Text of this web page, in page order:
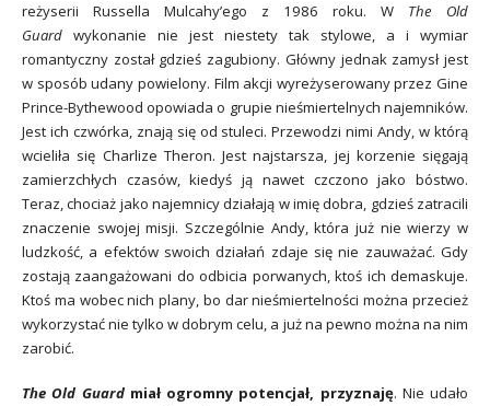
reżyserii Russella Mulcahy’ego z 1986 roku. W The Old
Guard wykonanie nie jest niestety tak stylowe, a i wymiar
romantyczny został gdzieś zagubiony. Główny jednak zamysł jest
w sposób udany powielony. Film akcji wyreżyserowany przez Gine
Prince-Bythewood opowiada o grupie nieśmiertelnych najemników.
Jest ich czwórka, znają się od stuleci. Przewodzi nimi Andy, w którą
wcieliła się Charlize Theron. Jest najstarsza, jej korzenie sięgają
zamierzchłych czasów, kiedyś ją nawet czczono jako bóstwo.
Teraz, chociaż jako najemnicy działają w imię dobra, gdzieś zatracili
znaczenie swojej misji. Szczególnie Andy, która już nie wierzy w
ludzkość, a efektów swoich działań zdaje się nie zauważać. Gdy
zostają zaangażowani do odbicia porwanych, ktoś ich demaskuje.
Ktoś ma wobec nich plany, bo dar nieśmiertelności można przecież
wykorzystać nie tylko w dobrym celu, a już na pewno można na nim
zarobić.
The Old Guardmiał ogromny potencjał, przyznaję. Nie udało